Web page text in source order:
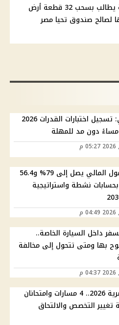
توفيق عكاشة يطالب بسحب 32 قطعة أرض
لصالح صندوق تحيا مصر
التعليم العالي: تسجيل اختبارات القدرات 2026
المركزي: الشمول المالي يصل إلى 79% و56.4
نشطة واستراتيجية
داخل السيارة الخاصة..
بها ومتى تتحول إلى مخالفة
البكالوريا المصرية 2026.. 4 مسارات وامتحانان
تغيير التخصص والالتحاق